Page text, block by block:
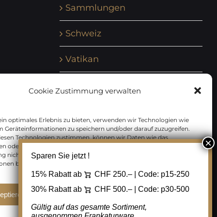
Cookie Zustimmung verwalten
optimales Erlebnis zu bieten, verwenden wir Technologien wie
Geräteinformationen zu speichern und/oder darauf zuzugreifen.
Technologien zustimmen, können wir Daten wie das
oder eindeutige IDs auf dieser Website verarbeiten. Wenn Sie Ihre
nicht erteilen oder zurückziehen, können bestimmte Merkmale
beeinträchtigt werden.
Ablehnen Cookie Einstellungen
Sammlungen
Schweiz
Vatikan
Zensurbelege Österreich
Zensurbelege Schweiz
Sparen Sie jetzt !
15% Rabatt ab CHF 250.– | Code: p15-250
30% Rabatt ab
CHF 500.– | Code: p30-500
Gültig auf das gesamte Sortiment,